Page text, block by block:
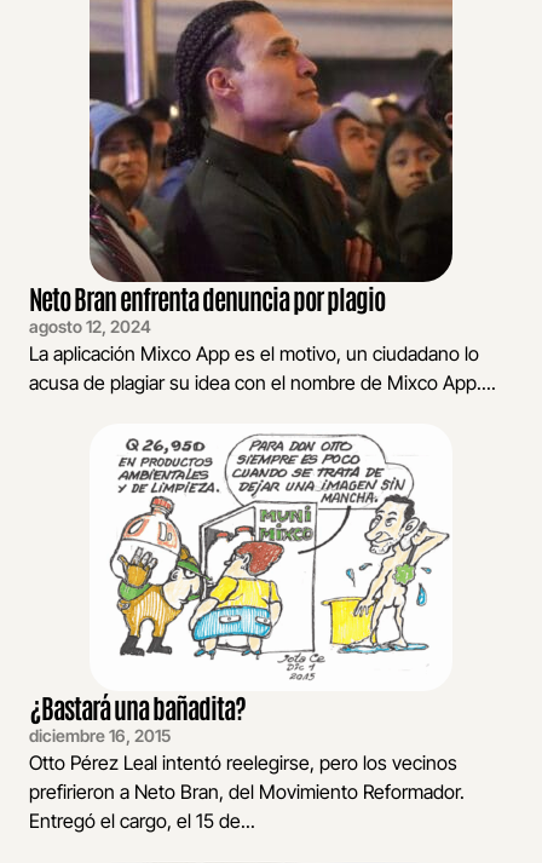
Neto Bran enfrenta denuncia por plagio
agosto 12, 2024
La aplicación Mixco App es el motivo, un ciudadano lo
acusa de plagiar su idea con el nombre de Mixco App....
¿Bastará una bañadita?
diciembre 16, 2015
Otto Pérez Leal intentó reelegirse, pero los vecinos
prefirieron a Neto Bran, del Movimiento Reformador.
Entregó el cargo, el 15 de...